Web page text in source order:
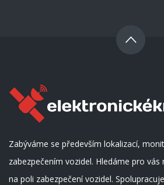
Zabýváme se především lokalizací,
zabezpečením vozidel. Hledáme pro
na poli zabezpečení vozidel.